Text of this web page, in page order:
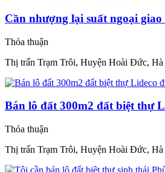
Cần nhượng lại suất ngoại
Thỏa thuận
Thị trấn Trạm Trôi, Huyện Hoài Đức,
Bán lô đất 300m2 đất biệt thự
Thỏa thuận
Thị trấn Trạm Trôi, Huyện Hoài Đức,